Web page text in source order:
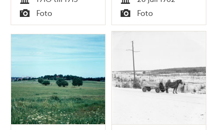
Tid
Typ
Foto Tid
Typ
Foto